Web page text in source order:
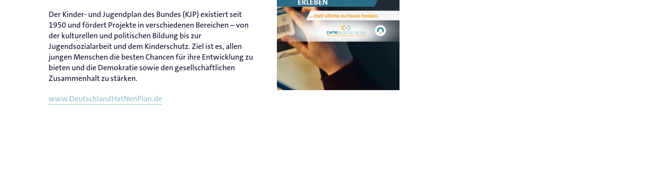
Der Kinder- und Jugendplan des Bundes (KJP) existiert seit
1950 und fördert Projekte in verschiedenen Bereichen – von
der kulturellen und politischen Bildung bis zur
Jugendsozialarbeit und dem Kinderschutz. Ziel ist es, allen
jungen Menschen die besten Chancen für ihre Entwicklung zu
bieten und die Demokratie sowie den gesellschaftlichen
Zusammenhalt zu stärken.
www.DeutschlandHatNenPlan.de